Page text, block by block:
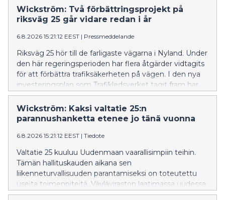
vastaavaan ajankohtaan – tapauksia on todettu tänä
kesänä jo 49, kun viime vuonna niitä oli 25. Viime
vuosien aikana TBE:tä on alkanut esiintyä myös Itä-
Uudenmaan kunnissa, vaikka tapausmäärät ovat
henkilöä kuoli Uudellamaalla TBE:n seurauksena.
Monet Suomen riskialueista sijaitsevat Uudellamaalla.
Wickström: Två förbättringsprojekt på
riksväg 25 går vidare redan i år
6.8.2026 15:21:12 EEST | Pressmeddelande
Riksväg 25 hör till de farligaste vägarna i Nyland. Under
den här regeringsperioden har flera åtgärder vidtagits
för att förbättra trafiksäkerheten på vägen. I den nya
investeringsplan som Trafikledsverket tagit fram har
åtgärder längs riksväg 25 prioriterats.
Wickström: Kaksi valtatie 25:n
parannushanketta etenee jo tänä vuonna
6.8.2026 15:21:12 EEST | Tiedote
Valtatie 25 kuuluu Uudenmaan vaarallisimpiin teihin.
Tämän hallituskauden aikana sen
liikenneturvallisuuden parantamiseksi on toteutettu
useita toimenpiteitä. Väyläviraston laatimassa uudessa
investointiohjelmassa valtatie 25:n kehittämistoimet